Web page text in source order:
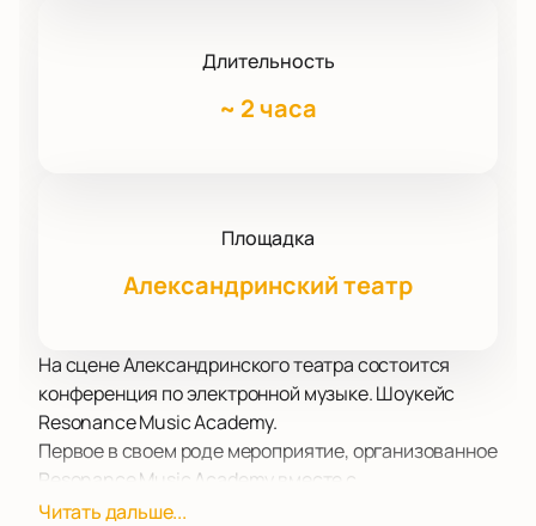
Длительность
~ 2 часа
Площадка
Александринский театр
На сцене Александринского театра состоится
конференция по электронной музыке. Шоукейс
Resonance Music Academy.
Первое в своем роде мероприятие, организованное
Resonance Music Academy вместе с
Александринским театром в рамках программы
Читать дальше...